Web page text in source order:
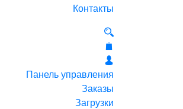
Контакты
Панель управления
Заказы
Загрузки